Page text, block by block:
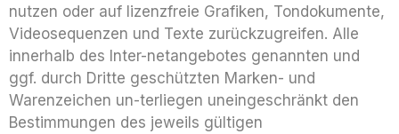
nutzen oder auf lizenzfreie Grafiken, Tondokumente,
Videosequenzen und Texte zurückzugreifen. Alle
innerhalb des Inter-netangebotes genannten und
ggf. durch Dritte geschützten Marken- und
Warenzeichen un-terliegen uneingeschränkt den
Bestimmungen des jeweils gültigen